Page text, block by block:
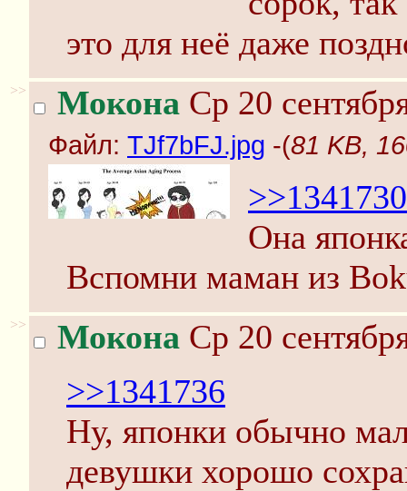
это для неё даже
>> Мокона Ср 20
Файл: TJf7bFJ.jpg -(81 KB,
>>1341730
Она
Вспомни маман из
>> Мокона Ср 20
>>1341736
Ну, японки обычно
девушки хорошо